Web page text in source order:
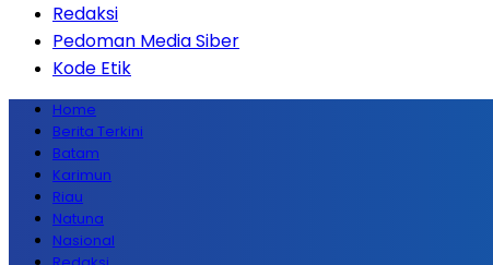
Redaksi
Pedoman Media Siber
Kode Etik
Home
Berita Terkini
Batam
Karimun
Riau
Natuna
Nasional